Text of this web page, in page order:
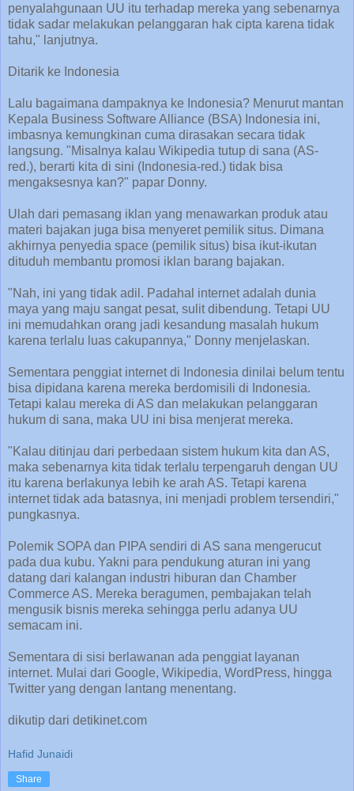
penyalahgunaan UU itu terhadap mereka yang sebenarnya
tidak sadar melakukan pelanggaran hak cipta karena tidak
tahu," lanjutnya.
Ditarik ke Indonesia
Lalu bagaimana dampaknya ke Indonesia? Menurut mantan
Kepala Business Software Alliance (BSA) Indonesia ini,
imbasnya kemungkinan cuma dirasakan secara tidak
langsung. "Misalnya kalau Wikipedia tutup di sana (AS-
red.), berarti kita di sini (Indonesia-red.) tidak bisa
mengaksesnya kan?" papar Donny.
Ulah dari pemasang iklan yang menawarkan produk atau
materi bajakan juga bisa menyeret pemilik situs. Dimana
akhirnya penyedia space (pemilik situs) bisa ikut-ikutan
dituduh membantu promosi iklan barang bajakan.
"Nah, ini yang tidak adil. Padahal internet adalah dunia
maya yang maju sangat pesat, sulit dibendung. Tetapi UU
ini memudahkan orang jadi kesandung masalah hukum
karena terlalu luas cakupannya," Donny menjelaskan.
Sementara penggiat internet di Indonesia dinilai belum tentu
bisa dipidana karena mereka berdomisili di Indonesia.
Tetapi kalau mereka di AS dan melakukan pelanggaran
hukum di sana, maka UU ini bisa menjerat mereka.
"Kalau ditinjau dari perbedaan sistem hukum kita dan AS,
maka sebenarnya kita tidak terlalu terpengaruh dengan UU
itu karena berlakunya lebih ke arah AS. Tetapi karena
internet tidak ada batasnya, ini menjadi problem tersendiri,"
pungkasnya.
Polemik SOPA dan PIPA sendiri di AS sana mengerucut
pada dua kubu. Yakni para pendukung aturan ini yang
datang dari kalangan industri hiburan dan Chamber
Commerce AS. Mereka beragumen, pembajakan telah
mengusik bisnis mereka sehingga perlu adanya UU
semacam ini.
Sementara di sisi berlawanan ada penggiat layanan
internet. Mulai dari Google, Wikipedia, WordPress, hingga
Twitter yang dengan lantang menentang.
dikutip dari detikinet.com
Hafid Junaidi
Share